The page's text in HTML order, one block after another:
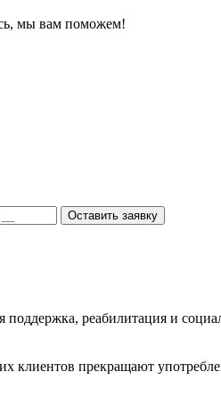
мы вам поможем!
Оставить заявку
реабилитация и
клиентов прекращают